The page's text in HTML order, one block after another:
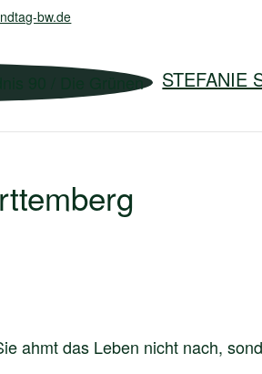
bw.de
STEFANIE
ahmt das Leben nicht nach,